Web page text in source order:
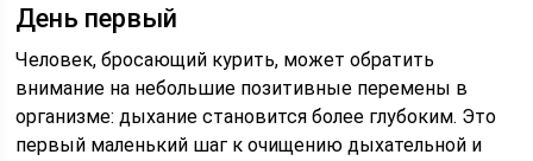
День первый
Человек, бросающий курить, может обратить
внимание на небольшие позитивные перемены в
организме: дыхание становится более глубоким. Это
первый маленький шаг к очищению дыхательной и